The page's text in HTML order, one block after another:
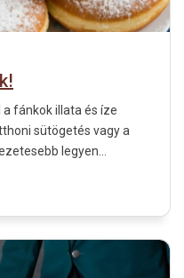
fánkok illata és íze
sütögetés vagy a
legyen...